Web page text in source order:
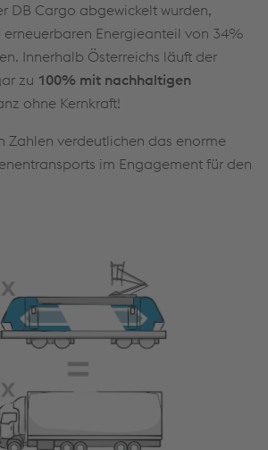
DB Cargo abgewickelt wurden,
Energieanteil von 34%
Innerhalb Österreichs läuft der
zu 100% mit nachhaltigen
ohne Kernkraft!
Zahlen verdeutlichen das enorme
im Engagement für den